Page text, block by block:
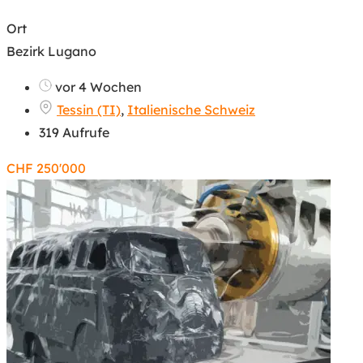
Ort
Bezirk Lugano
vor 4 Wochen
Tessin (TI), Italienische Schweiz
319 Aufrufe
CHF 250'000